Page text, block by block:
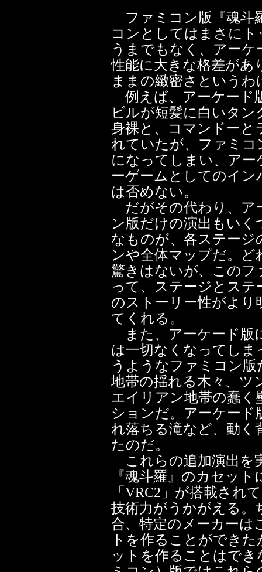
ファミコン版『魂斗
コンとしてはまさに
うまでもなく、アー
性能に大きな格差があ
ままの緻密さという
例えば、アーケード
ビルが短髪に白いタ
身裸と、コマンドーと
れていたが、ファミコ
になってしまい、ア
ーゲームとしてのイ
は否めない。
だがその代わり、ア
ン版だけの演出もい
なものが、各ステージ
ンや全体マップだ。
驚きはないが、この
って、ステージとス
のストーリー性がより
てくれる。
また、アーケード版
は一切なくなってし
うようなファミコン
地帯の揺れる木々、ツ
エイリアン地帯の蠢く
ションだ。アーケード
れ落ちる滝など、動く
たのだ。
これらの追加演出を
『魂斗羅』のカセッ
「VRC2」が搭載され
技術力がうかがえる。
合、特定のメーカーは
トを作ることができ
ットを作ることはでき